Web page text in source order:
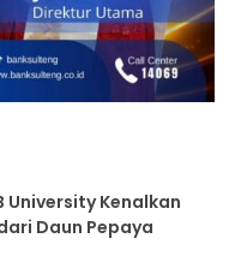
University Kenalkan
Daun Pepaya